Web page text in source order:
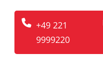
+49 221
9999220